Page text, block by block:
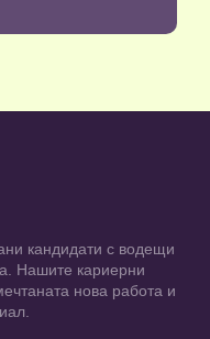
кандидати с водещи
Нашите кариерни
нова работа и